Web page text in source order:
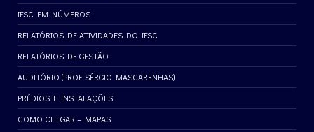
IFSC EM NÚMEROS
RELATÓRIOS DE ATIVIDADES DO IFSC
RELATÓRIOS DE GESTÃO
AUDITÓRIO (PROF. SÉRGIO MASCARENHAS)
PRÉDIOS E INSTALAÇÕES
COMO CHEGAR – MAPAS